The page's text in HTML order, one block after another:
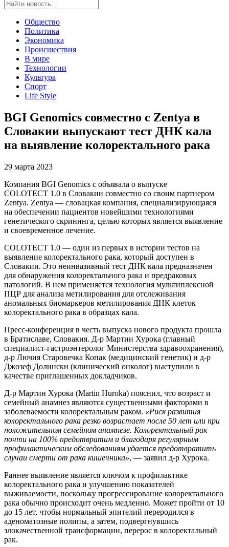
Общество
Политика
Экономика
Происшествия
В мире
Технологии
Культура
Спорт
Life Style
BGI Genomics совместно с Zentya в
Словакии выпускают тест ДНК кала
на выявление колоректального рака
29 марта 2023
Компания BGI Genomics с объявала о выпуске
COLOTECT 1.0 в Словакии совместно со своим партнером
Zentya. Zentya — словацкая компания, специализирующаяся
на обеспечении пациентов новейшими технологиями
генетического скрининга, целью которых является выявление
и своевременное лечение.
COLOTECT 1.0 — один из первых в истории тестов на
выявление колоректального рака, который доступен в
Словакии. Это неинвазивный тест ДНК кала предназначен
для обнаружения колоректального рака и предраковых
патологий. В нем применяется технология мультиплексной
ПЦР для анализа метилирования для отслеживания
аномальных биомаркеров метилирования ДНК клеток
колоректального рака в образцах кала.
Пресс-конференция в честь выпуска нового продукта прошла
в Братиславе, Словакия. Д-р Мартин Хурока (главный
специалист-гастроэнтеролог Министерства здравоохранения),
д-р Лючия Старовечка Копак (медицинский генетик) и д-р
Джозеф Долински (клинический онколог) выступили в
качестве приглашенных докладчиков.
Д-р Мартин Хурока (Martin Huroka) пояснил, что возраст и
семейный анамнез являются существенными факторами в
заболеваемости колоректальным раком. «Риск развития
колоректального рака резко возрастает после 50 лет или при
положительном семейном анамнезе. Колоректальный рак
почти на 100% предотвратим и благодаря регулярным
профилактическим обследованиям удается предотвратить
случаи смерти от рака кишечника», — заявил д-р Хурока.
Раннее выявление является ключом к профилактике
колоректального рака и улучшению показателей
выживаемости, поскольку прогрессирование колоректального
рака обычно происходит очень медленно. Может пройти от 10
до 15 лет, чтобы нормальный эпителий переродился в
аденоматозные полипы, а затем, подвергнувшись
злокачественной трансформации, перерос в колоректальный
рак.